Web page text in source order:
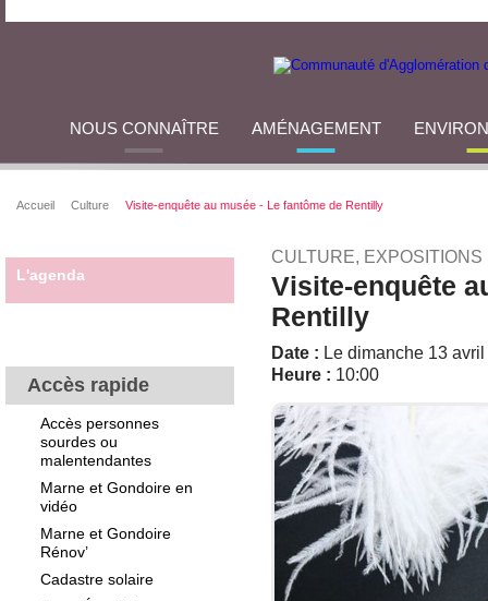
NOUS CONNAÎTRE AMÉNAGEMENT
Accueil Culture Visite-enquête au musée - Le fantôme de Rentilly
L'agenda
Accès rapide
Accès personnes
sourdes ou
malentendantes
Marne et Gondoire en
vidéo
Marne et Gondoire
Rénov’
Cadastre solaire
CULTURE, EXPOSITIONS
Visite-enquête
Rentilly
Date : Le dimanche 13
Heure : 10:00